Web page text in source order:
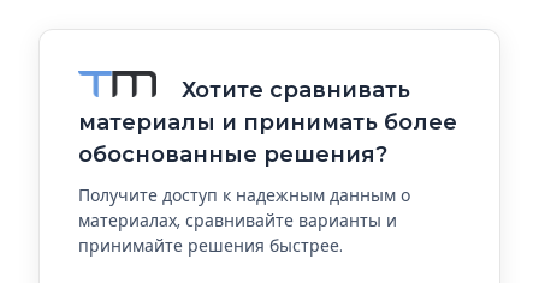
Хотите сравнивать
материалы и принимать более
обоснованные решения?
Получите доступ к надежным данным о
материалах, сравнивайте варианты и
принимайте решения быстрее.